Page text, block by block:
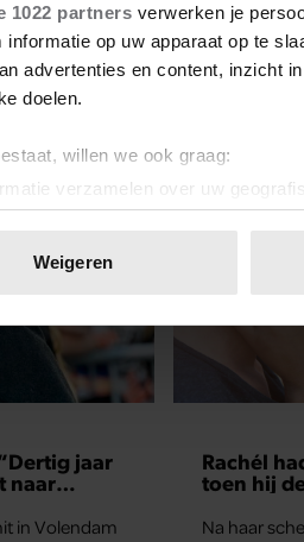
1022 partners verwerken je
informatie op uw apparaat op te
advertenties en content, inzicht
doelen.
willen we ook graag:
verzamelen over uw
identificeren door het
op elk moment wijzigen of
cookies om content en
te analyseren. Ook delen we
en analyse. Deze partners
ze hebben verzameld op basis
blijft gebruiken.
Weigeren
jaar
naar
in Volendam
Rachél
toen hij
Na haar